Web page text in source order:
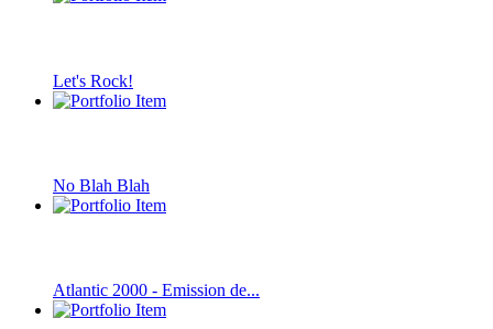
Let's Rock!
No Blah Blah
Atlantic 2000 - Emission de...